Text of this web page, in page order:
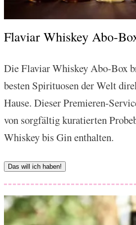
Flaviar Whiskey Abo-
Die Flaviar Whiskey Abo-Box
besten Spirituosen der Welt
Hause. Dieser Premieren-
von sorgfältig kuratierten
Whiskey bis Gin enthalten.
Das will ich haben!